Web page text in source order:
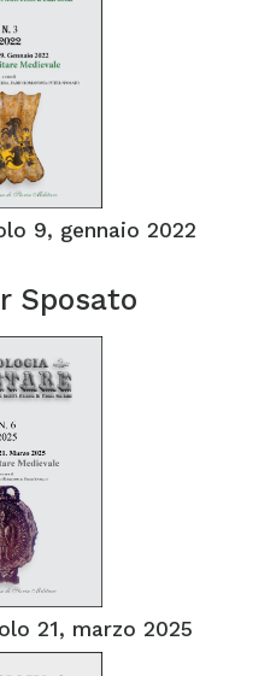
9, gennaio 2022
Sposato
21, marzo 2025